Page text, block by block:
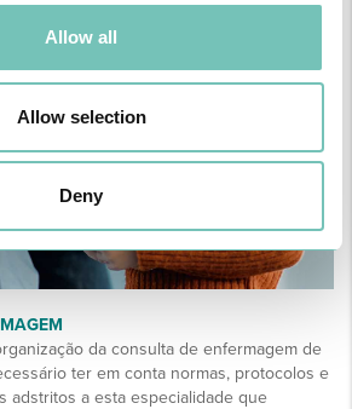
Allow all
Allow selection
Deny
da consulta de enfermagem de
ter em conta normas, protocolos e
adstritos a esta especialidade que